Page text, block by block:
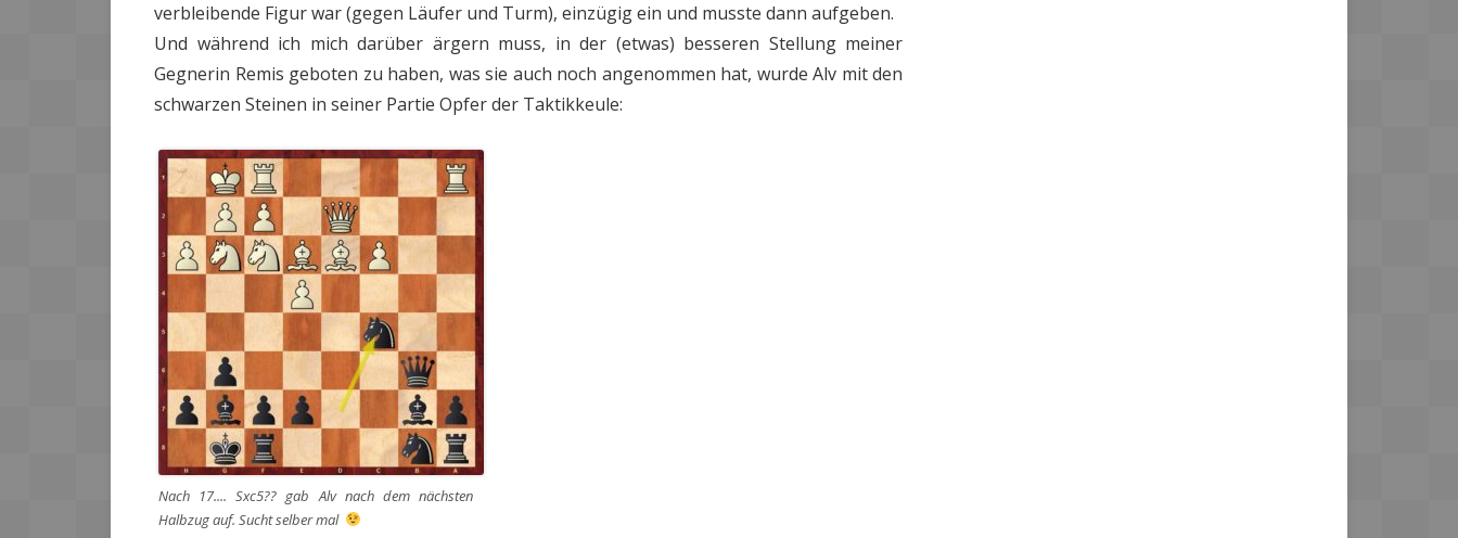
verbleibende Figur war (gegen Läufer und Turm), einzügig ein und musste dann aufgeben.
Und während ich mich darüber ärgern muss, in der (etwas) besseren Stellung meiner
Gegnerin Remis geboten zu haben, was sie auch noch angenommen hat, wurde Alv mit den
schwarzen Steinen in seiner Partie Opfer der Taktikkeule:
Nach 17.... Sxc5?? gab Alv nach dem nächsten
Halbzug auf. Sucht selber mal